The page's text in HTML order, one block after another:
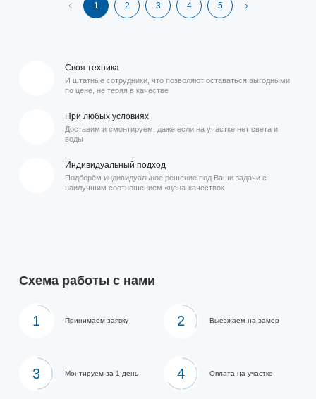
1 2 3 4 5
Своя техника
И штатные сотрудники, что позволяют оставаться выгодными
по цене, не теряя в качестве
При любых условиях
Доставим и смонтируем, даже если на участке нет света и
воды
Индивидуальный подход
Подберём индивидуальное решение под Ваши задачи с
наилучшим соотношением «цена-качество»
Схема работы с нами
1 Принимаем заявку 2 Выезжаем на замер
3 Монтируем за 1 день 4 Оплата на участке